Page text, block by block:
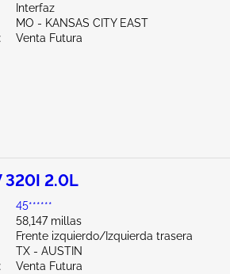
Interfaz
MO - KANSAS CITY EAST
Venta Futura
320I 2.0L
45******
58,147 millas
Frente izquierdo/Izquierda trasera
TX - AUSTIN
Venta Futura